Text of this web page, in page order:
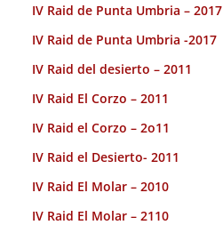
IV Raid de Punta Umbria – 2017
IV Raid de Punta Umbria -2017
IV Raid del desierto – 2011
IV Raid El Corzo – 2011
IV Raid el Corzo – 2o11
IV Raid el Desierto- 2011
IV Raid El Molar – 2010
IV Raid El Molar – 2110